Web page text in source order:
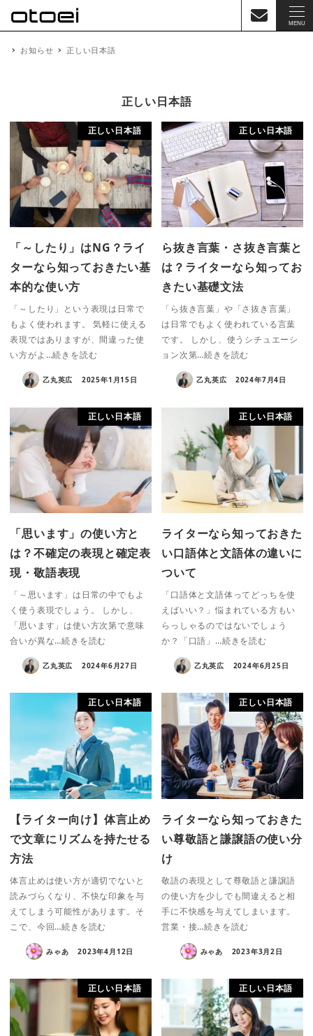
MENU
お知らせ 正しい日本語
正しい日本語
正しい日本語
「～したり」はNG？ライ
ターなら知っておきたい基
本的な使い方
「～したり」という表現は日常で
もよく使われます。 気軽に使える
表現ではありますが、間違った使
い方がよ…続きを読む
乙丸英広 2025年1月15日
正しい日本語
ら抜き言葉・さ抜き言葉と
は？ライターなら知ってお
きたい基礎文法
「ら抜き言葉」や「さ抜き言葉」
は日常でもよく使われている言葉
です。 しかし、使うシチュエーシ
ョン次第…続きを読む
乙丸英広 2024年7月4日
正しい日本語
「思います」の使い方と
は？不確定の表現と確定表
現・敬語表現
「～思います」は日常の中でもよ
く使う表現でしょう。 しかし、
「思います」は使い方次第で意味
合いが異な…続きを読む
乙丸英広 2024年6月27日
正しい日本語
ライターなら知っておきた
い口語体と文語体の違いに
ついて
「口語体と文語体ってどっちを使
えばいい？」悩まれている方もい
らっしゃるのではないでしょう
か？「口語」…続きを読む
乙丸英広 2024年6月25日
正しい日本語
【ライター向け】体言止め
で文章にリズムを持たせる
方法
体言止めは使い方が適切でないと
読みづらくなり、不快な印象を与
えてしまう可能性があります。そ
こで、今回…続きを読む
みゃあ 2023年4月12日
正しい日本語
ライターなら知っておきた
い尊敬語と謙譲語の使い分
け
敬語の表現として尊敬語と謙譲語
の使い方を少しでも間違えると相
手に不快感を与えてしまいます。
営業・接…続きを読む
みゃあ 2023年3月2日
正しい日本語 正しい日本語